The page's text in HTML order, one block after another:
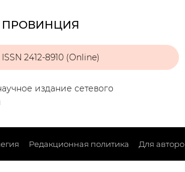
ПРОВИНЦИЯ
ISSN 2412-8910 (Online)
издание сетевого
Редакционная политика Для